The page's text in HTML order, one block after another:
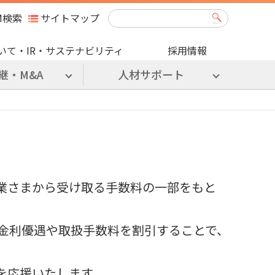
索 サイトマップ
・M&A 人材サポート
て・IR・サステナビリティ 採用情報
まから受け取る手数料の一部をもと
優遇や取扱手数料を割引することで、